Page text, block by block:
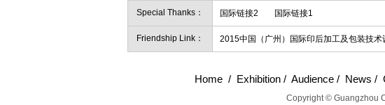
Special Thanks： 国际链接2 国际链接1
Friendship Link： 2015中国（广州）国际印后加工及包装技
Home / Exhibition / Audience / News /
Copyright © Guangzhou